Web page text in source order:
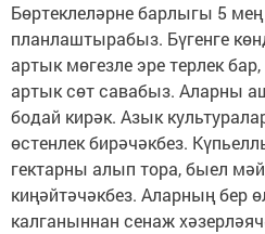
Бөртеклеләрне барлыгы 5 мең
планлаштырабыз. Бүгенге
артык мөгезле эре терлек
артык сөт савабыз. Аларны
бодай кирәк. Азык
өстенлек бирәчәкбез.
гектарны алып тора, быел
киңәйтәчәкбез. Аларның бер
калганыннан сенаж